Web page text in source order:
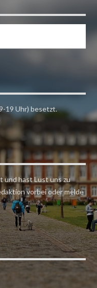
19 Uhr) besetzt.
und hast Lust uns zu
vorbei oder melde